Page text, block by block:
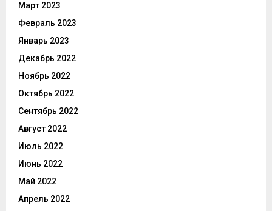
Март 2023
Февраль 2023
Январь 2023
Декабрь 2022
Ноябрь 2022
Октябрь 2022
Сентябрь 2022
Август 2022
Июль 2022
Июнь 2022
Май 2022
Апрель 2022